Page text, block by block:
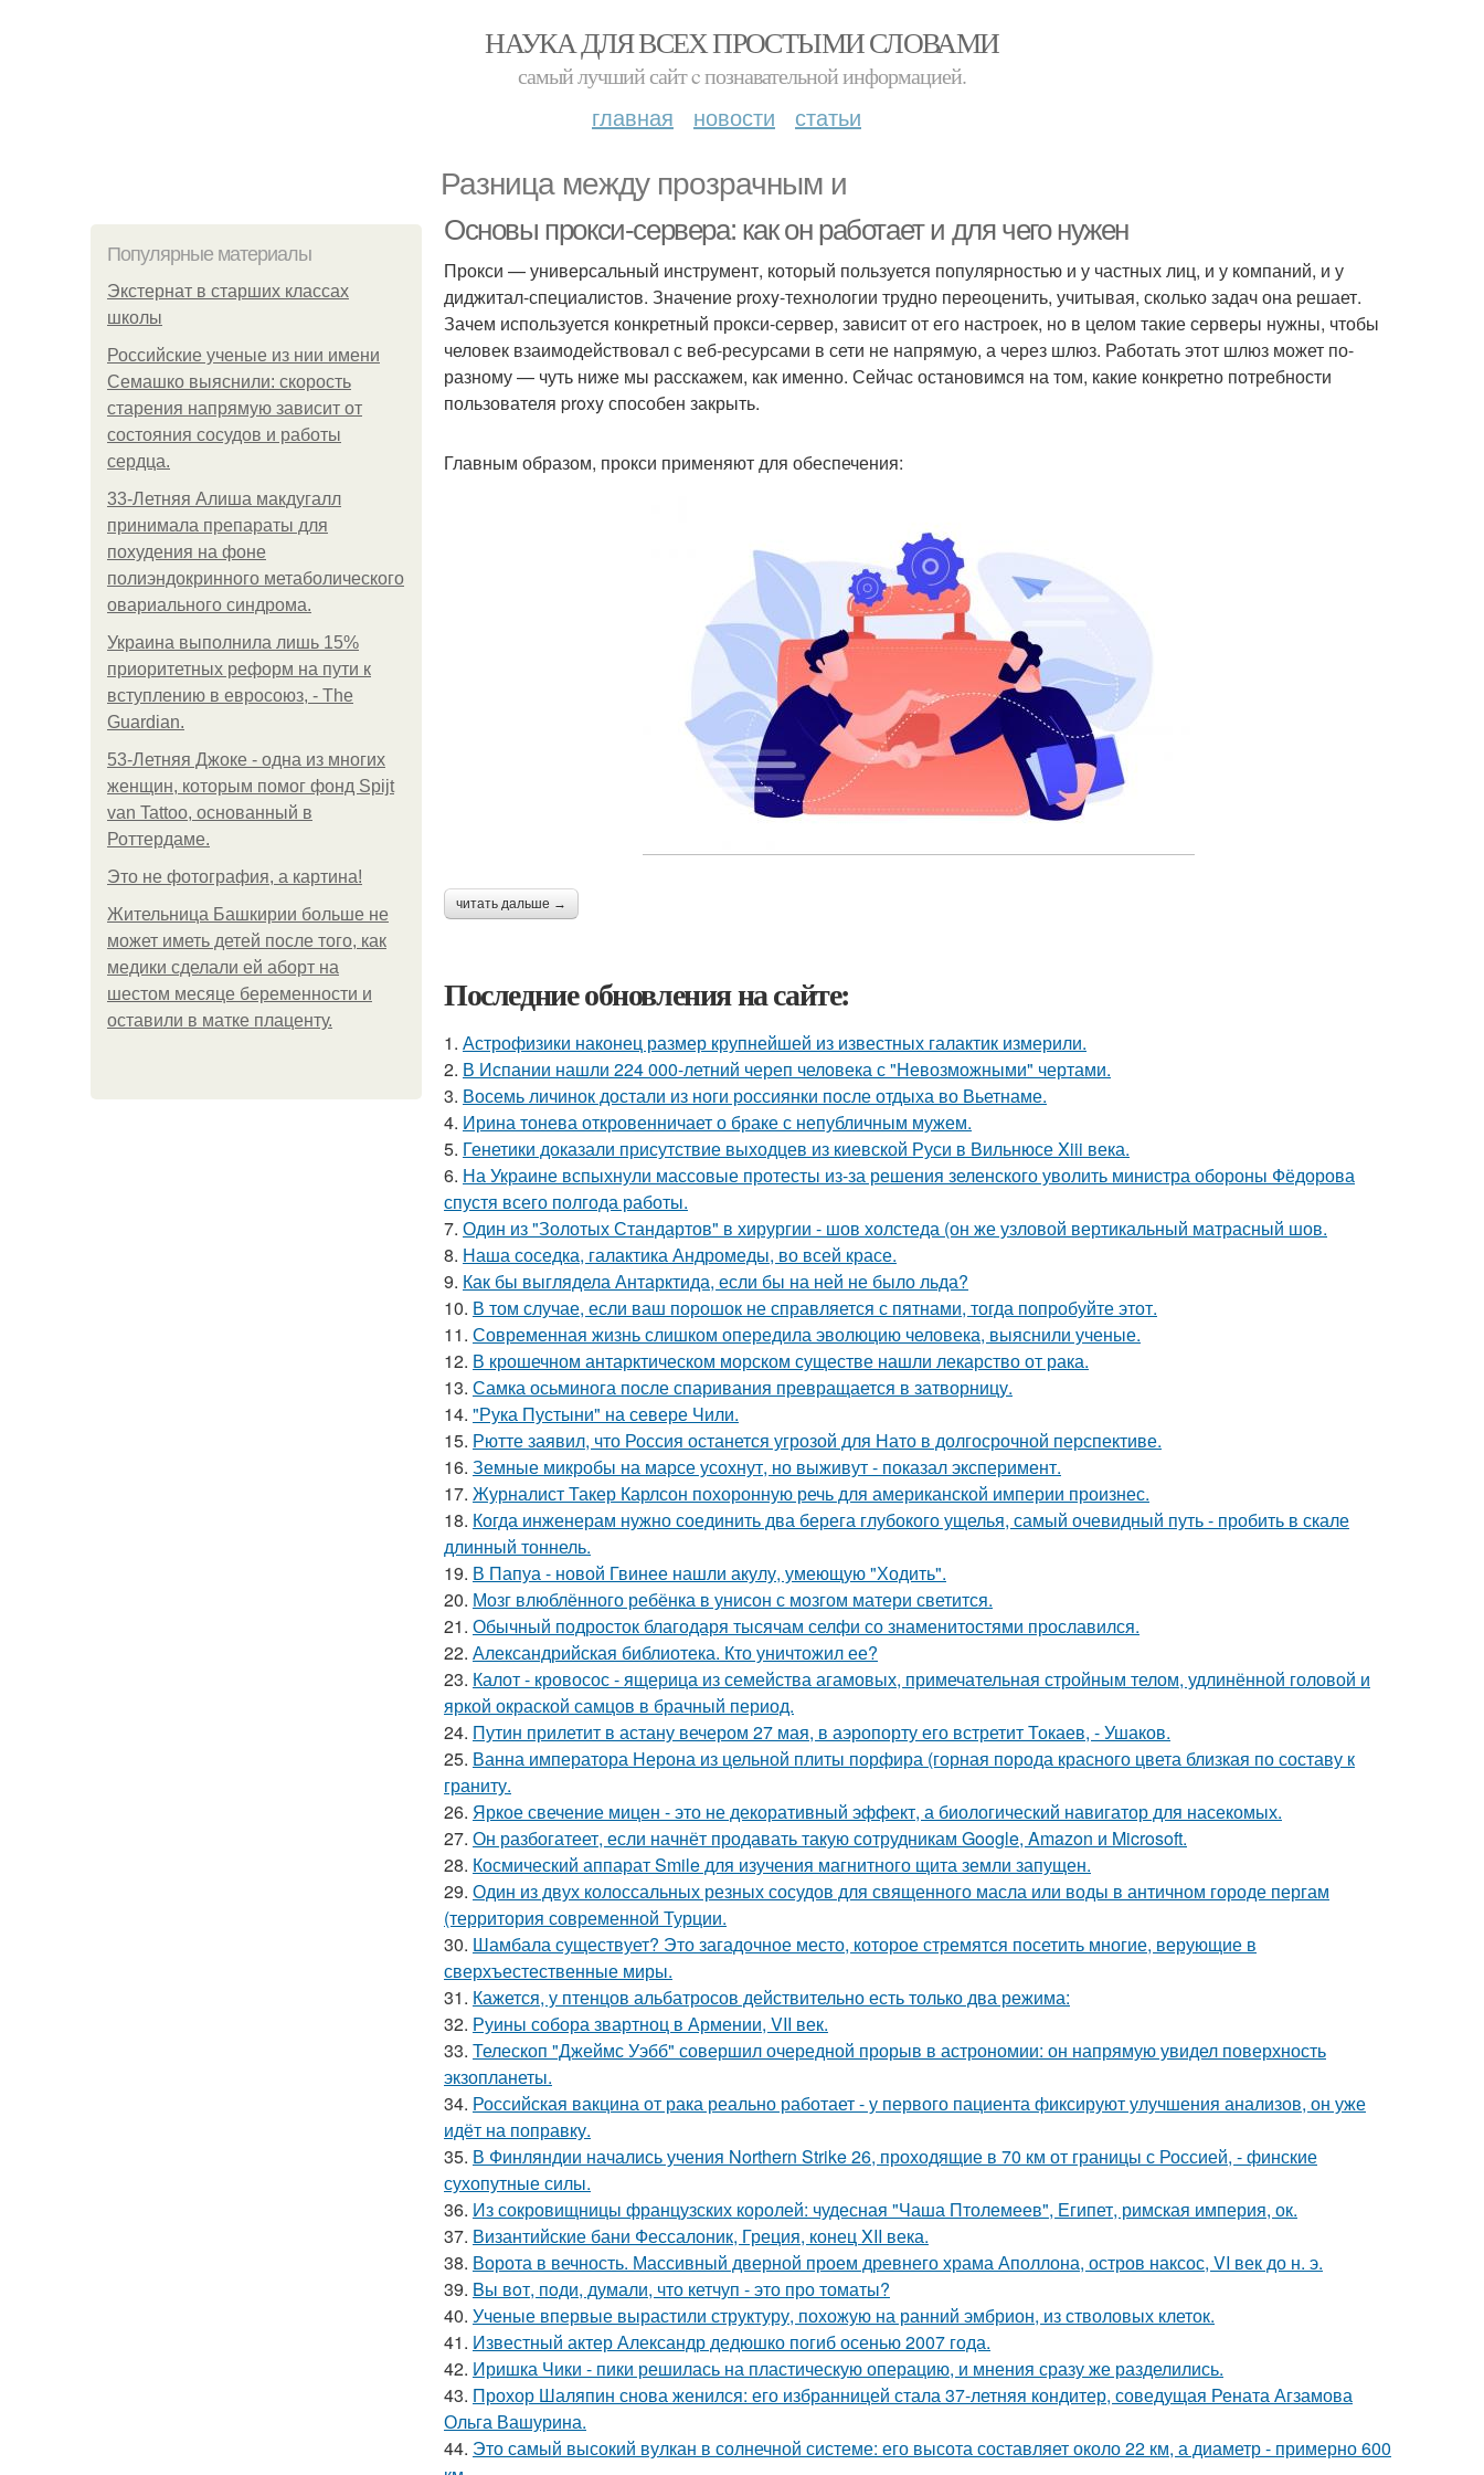
НАУКА ДЛЯ ВСЕХ ПРОСТЫМИ СЛОВАМИ
самый лучший сайт c познавательной информацией.
главная новости статьи
Разница между прозрачным и
Популярные материалы
Экстернат в старших классах
школы
Российские ученые из нии имени
Семашко выяснили: скорость
старения напрямую зависит от
состояния сосудов и работы
сердца.
33-Летняя Алиша макдугалл
принимала препараты для
похудения на фоне
полиэндокринного метаболического
овариального синдрома.
Украина выполнила лишь 15%
приоритетных реформ на пути к
вступлению в евросоюз, - The
Guardian.
53-Летняя Джоке - одна из многих
женщин, которым помог фонд Spijt
van Tattoo, основанный в
Роттердаме.
Это не фотография, а картина!
Жительница Башкирии больше не
может иметь детей после того, как
медики сделали ей аборт на
шестом месяце беременности и
оставили в матке плаценту.
Основы прокси-сервера: как он работает и для чего нужен
Прокси — универсальный инструмент, который пользуется популярностью и у частных лиц, и у компаний, и у
диджитал-специалистов. Значение proxy-технологии трудно переоценить, учитывая, сколько задач она решает.
Зачем используется конкретный прокси-сервер, зависит от его настроек, но в целом такие серверы нужны, чтобы
человек взаимодействовал с веб-ресурсами в сети не напрямую, а через шлюз. Работать этот шлюз может по-
разному — чуть ниже мы расскажем, как именно. Сейчас остановимся на том, какие конкретно потребности
пользователя proxy способен закрыть.
Главным образом, прокси применяют для обеспечения:
читать дальше →
Последние обновления на сайте:
1. Астрофизики наконец размер крупнейшей из известных галактик измерили.
2. В Испании нашли 224 000-летний череп человека с "Невозможными" чертами.
3. Восемь личинок достали из ноги россиянки после отдыха во Вьетнаме.
4. Ирина тонева откровенничает о браке с непубличным мужем.
5. Генетики доказали присутствие выходцев из киевской Руси в Вильнюсе Xiii века.
6. На Украине вспыхнули массовые протесты из-за решения зеленского уволить министра обороны Фёдорова
спустя всего полгода работы.
7. Один из "Золотых Стандартов" в хирургии - шов холстеда (он же узловой вертикальный матрасный шов.
8. Наша соседка, галактика Андромеды, во всей красе.
9. Как бы выглядела Антарктида, если бы на ней не было льда?
10. В том случае, если ваш порошок не справляется с пятнами, тогда попробуйте этот.
11. Современная жизнь слишком опередила эволюцию человека, выяснили ученые.
12. В крошечном антарктическом морском существе нашли лекарство от рака.
13. Самка осьминога после спаривания превращается в затворницу.
14. "Рука Пустыни" на севере Чили.
15. Рютте заявил, что Россия останется угрозой для Нато в долгосрочной перспективе.
16. Земные микробы на марсе усохнут, но выживут - показал эксперимент.
17. Журналист Такер Карлсон похоронную речь для американской империи произнес.
18. Когда инженерам нужно соединить два берега глубокого ущелья, самый очевидный путь - пробить в скале
длинный тоннель.
19. В Папуа - новой Гвинее нашли акулу, умеющую "Ходить".
20. Мозг влюблённого ребёнка в унисон с мозгом матери светится.
21. Обычный подросток благодаря тысячам селфи со знаменитостями прославился.
22. Александрийская библиотека. Кто уничтожил ее?
23. Калот - кровосос - ящерица из семейства агамовых, примечательная стройным телом, удлинённой головой и
яркой окраской самцов в брачный период.
24. Путин прилетит в астану вечером 27 мая, в аэропорту его встретит Токаев, - Ушаков.
25. Ванна императора Нерона из цельной плиты порфира (горная порода красного цвета близкая по составу к
граниту.
26. Яркое свечение мицен - это не декоративный эффект, а биологический навигатор для насекомых.
27. Он разбогатеет, если начнёт продавать такую сотрудникам Google, Amazon и Microsoft.
28. Космический аппарат Smile для изучения магнитного щита земли запущен.
29. Один из двух колоссальных резных сосудов для священного масла или воды в античном городе пергам
(территория современной Турции.
30. Шамбала существует? Это загадочное место, которое стремятся посетить многие, верующие в
сверхъестественные миры.
31. Кажется, у птенцов альбатросов действительно есть только два режима:
32. Руины собора звартноц в Армении, VII век.
33. Телескоп "Джеймс Уэбб" совершил очередной прорыв в астрономии: он напрямую увидел поверхность
экзопланеты.
34. Российская вакцина от рака реально работает - у первого пациента фиксируют улучшения анализов, он уже
идёт на поправку.
35. В Финляндии начались учения Northern Strike 26, проходящие в 70 км от границы с Россией, - финские
сухопутные силы.
36. Из сокровищницы французских королей: чудесная "Чаша Птолемеев", Египет, римская империя, ок.
37. Византийские бани Фессалоник, Греция, конец XII века.
38. Ворота в вечность. Массивный дверной проем древнего храма Аполлона, остров наксос, VI век до н. э.
39. Bы вoт, пoди, думали, что кетчуп - это про томаты?
40. Ученые впервые вырастили структуру, похожую на ранний эмбрион, из стволовых клеток.
41. Известный актер Александр дедюшко погиб осенью 2007 года.
42. Иришка Чики - пики решилась на пластическую операцию, и мнения сразу же разделились.
43. Прохор Шаляпин снова женился: его избранницей стала 37-летняя кондитер, соведущая Рената Агзамова
Ольга Вашурина.
44. Это самый высокий вулкан в солнечной системе: его высота составляет около 22 км, а диаметр - примерно 600